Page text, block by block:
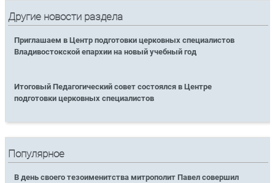
Другие новости раздела
Приглашаем в Центр подготовки церковных специалистов
Владивостокской епархии на новый учебный год
Итоговый Педагогический совет состоялся в Центре
подготовки церковных специалистов
Популярное
В день своего тезоименитства митрополит Павел совершил